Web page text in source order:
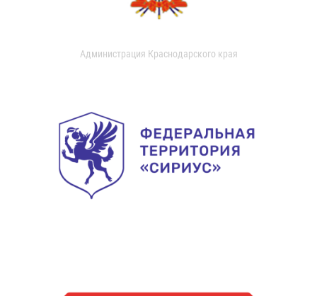
Администрация Краснодарского края